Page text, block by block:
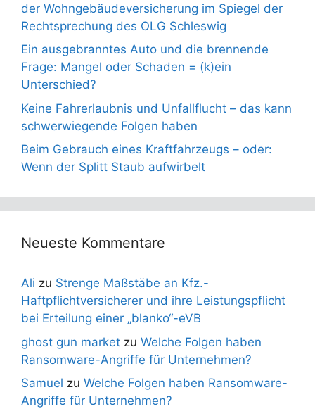
der Wohngebäudeversicherung im Spiegel der
Rechtsprechung des OLG Schleswig
Ein ausgebranntes Auto und die brennende
Frage: Mangel oder Schaden = (k)ein
Unterschied?
Keine Fahrerlaubnis und Unfallflucht – das kann
schwerwiegende Folgen haben
Beim Gebrauch eines Kraftfahrzeugs – oder:
Wenn der Splitt Staub aufwirbelt
Neueste Kommentare
Ali zu Strenge Maßstäbe an Kfz.-
Haftpflichtversicherer und ihre Leistungspflicht
bei Erteilung einer „blanko“-eVB
ghost gun market zu Welche Folgen haben
Ransomware-Angriffe für Unternehmen?
Samuel zu Welche Folgen haben Ransomware-
Angriffe für Unternehmen?